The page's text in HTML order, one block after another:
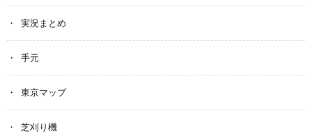
実況まとめ
手元
東京マップ
芝刈り機